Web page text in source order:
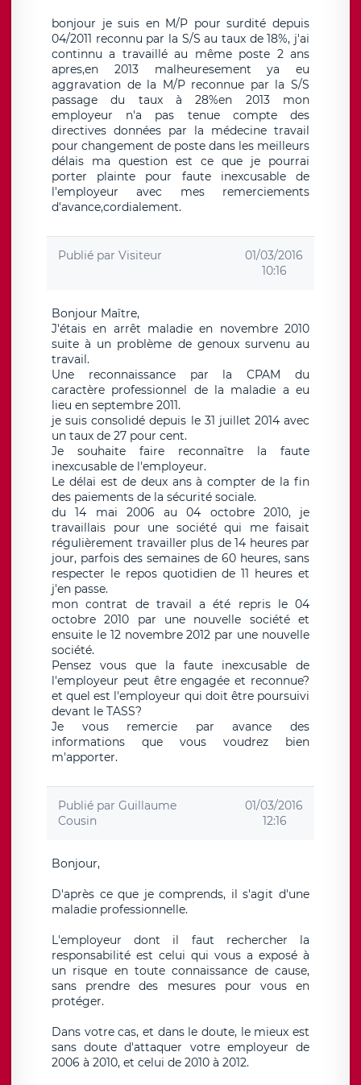
bonjour je suis en M/P pour surdité depuis
04/2011 reconnu par la S/S au taux de 18%, j'ai
continnu a travaillé au même poste 2 ans
apres,en 2013 malheuresement ya eu
aggravation de la M/P reconnue par la S/S
passage du taux à 28%en 2013 mon
employeur n'a pas tenue compte des
directives données par la médecine travail
pour changement de poste dans les meilleurs
délais ma question est ce que je pourrai
porter plainte pour faute inexcusable de
l'employeur avec mes remerciements
d'avance,cordialement.
Publié par Visiteur
01/03/2016
10:16
Bonjour Maître,
J'étais en arrêt maladie en novembre 2010
suite à un problème de genoux survenu au
travail.
Une reconnaissance par la CPAM du
caractère professionnel de la maladie a eu
lieu en septembre 2011.
je suis consolidé depuis le 31 juillet 2014 avec
un taux de 27 pour cent.
Je souhaite faire reconnaître la faute
inexcusable de l'employeur.
Le délai est de deux ans à compter de la fin
des paiements de la sécurité sociale.
du 14 mai 2006 au 04 octobre 2010, je
travaillais pour une société qui me faisait
régulièrement travailler plus de 14 heures par
jour, parfois des semaines de 60 heures, sans
respecter le repos quotidien de 11 heures et
j'en passe.
mon contrat de travail a été repris le 04
octobre 2010 par une nouvelle société et
ensuite le 12 novembre 2012 par une nouvelle
société.
Pensez vous que la faute inexcusable de
l'employeur peut être engagée et reconnue?
et quel est l'employeur qui doit être poursuivi
devant le TASS?
Je vous remercie par avance des
informations que vous voudrez bien
m'apporter.
Publié par Guillaume
Cousin
01/03/2016
12:16
Bonjour,
D'après ce que je comprends, il s'agit d'une
maladie professionnelle.
L'employeur dont il faut rechercher la
responsabilité est celui qui vous a exposé à
un risque en toute connaissance de cause,
sans prendre des mesures pour vous en
protéger.
Dans votre cas, et dans le doute, le mieux est
sans doute d'attaquer votre employeur de
2006 à 2010, et celui de 2010 à 2012.